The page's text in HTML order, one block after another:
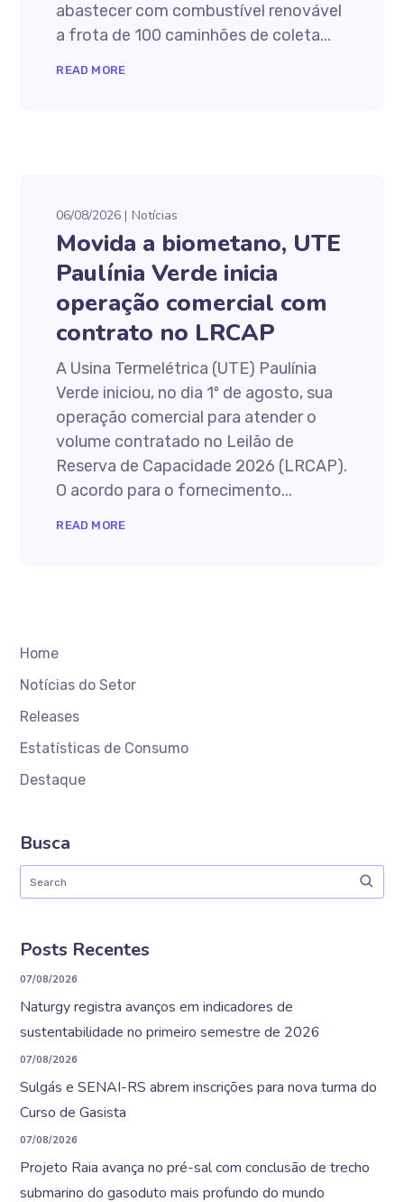
abastecer com combustível renovável
a frota de 100 caminhões de coleta...
READ MORE
06/08/2026 Notícias
Movida a biometano, UTE
Paulínia Verde inicia
operação comercial com
contrato no LRCAP
A Usina Termelétrica (UTE) Paulínia
Verde iniciou, no dia 1º de agosto, sua
operação comercial para atender o
volume contratado no Leilão de
Reserva de Capacidade 2026 (LRCAP).
O acordo para o fornecimento...
READ MORE
Home
Notícias do Setor
Releases
Estatísticas de Consumo
Destaque
Busca
Posts Recentes
07/08/2026
Naturgy registra avanços em indicadores de
sustentabilidade no primeiro semestre de 2026
07/08/2026
Sulgás e SENAI-RS abrem inscrições para nova turma do
Curso de Gasista
07/08/2026
Projeto Raia avança no pré-sal com conclusão de trecho
submarino do gasoduto mais profundo do mundo